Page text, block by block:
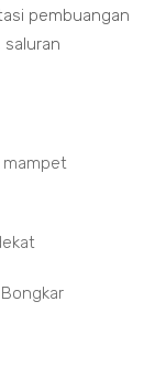
pembuangan
saluran
mampet